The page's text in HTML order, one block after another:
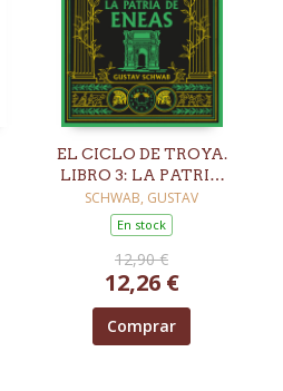
EL CICLO DE TROYA.
LIBRO 3: LA PATRIA
DE ENEAS
SCHWAB, GUSTAV
En stock
12,90 €
12,26 €
Comprar